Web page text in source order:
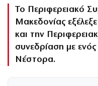
Το Περιφερειακό
Μακεδονίας
και την
συνεδρίαση με ενός
Νέστορα.